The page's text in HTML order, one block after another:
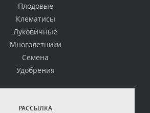
Плодовые
Клематисы
Луковичные
Многолетники
Семена
Удобрения
РАССЫЛКА